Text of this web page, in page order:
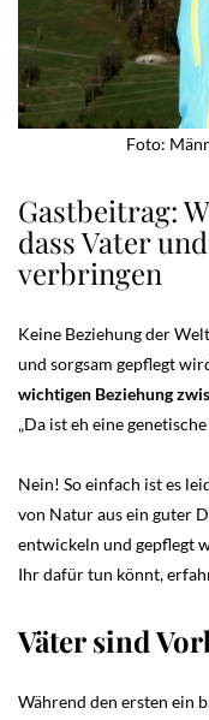
Foto:
Gastbeitrag:
dass Vater
verbringen
Keine Beziehung der
und sorgsam gepflegt
wichtigen Beziehung
„Da ist eh eine
Nein! So einfach ist es
von Natur aus ein guter
entwickeln und gepflegt
Ihr dafür tun könnt,
Väter sind
Während den ersten ein